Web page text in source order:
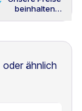
beinhalten
oder ähnlich